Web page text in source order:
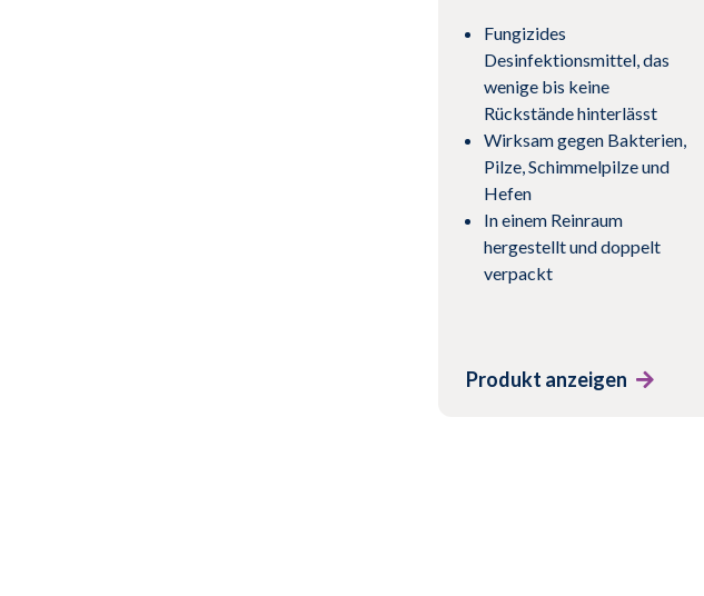
Fungizides
Desinfektionsmittel, das
wenige bis keine
Rückstände hinterlässt
Wirksam gegen Bakterien,
Pilze, Schimmelpilze und
Hefen
In einem Reinraum
hergestellt und doppelt
verpackt
Produkt anzeigen